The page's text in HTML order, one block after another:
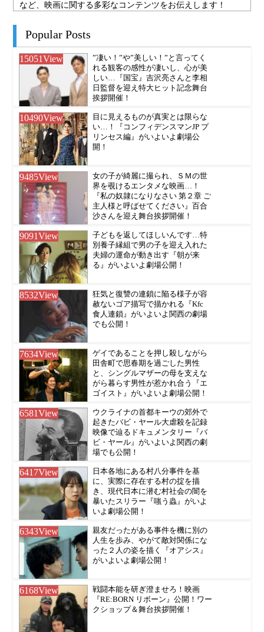
など、映画に関する多彩なコンテンツをお伝えします！
Popular Posts
15051View
”凄い！”や”美しい！”と言ってく
れる観客の感性が凄いし、心が美
しい…『国宝』吉沢亮さんと李相
日監督を迎え特大ヒット記念舞台
挨拶開催！
10490View
目に見えるものが真実とは限らな
い…！『コンフィデンスマンJP プ
リンセス編』がいよいよ劇場公
開！
9485View
女の子が綺麗に撮られ、ＳＭの世
界を覗けるエンタメな映画…！
『私の奴隷になりなさい 第２章 ご
主人様と呼ばせてください』百合
沙さんを迎え舞台挨拶開催！
9091View
子どもを返してほしいんです…特
別養子縁組で男の子を迎え入れた
夫婦の運命が動き出す『朝が来
る』がいよいよ劇場公開！
8532View
狂気と復讐の連鎖に陥る様子が容
赦ないゴア描写で描かれる『Kfc
食人連鎖』がいよいよ関西の劇場
でも公開！
7634View
ゲイであることを押し殺しながら
田舎町で思春期を過ごした男性
と、シングルマザーの母を支えな
がら暮らす男性が惹かれ合う『エ
ゴイスト』がいよいよ劇場公開！
6581View
ウクライナの首都キーウの郊外で
起きたバビ・ヤール大虐殺を記録
映像で辿るドキュメンタリー『バ
ビ・ヤール』がいよいよ関西の劇
場でも公開！
6417View
日本各地にある村八分事件を基
に、実際に存在する村の掟を描
き、現代日本に潜む村社会の闇を
暴いたスリラー『嗤う蟲』がいよ
いよ劇場公開！
6343View
親友だったがある事件を機に別の
人生を歩み、やがて敵対関係にな
った２人の姿を描く『オアシス』
がいよいよ劇場公開！
6168View
戦闘本能を研ぎ澄ませろ！映画
『RE:BORN リボーン』公開！ワー
クショップ＆舞台挨拶開催！